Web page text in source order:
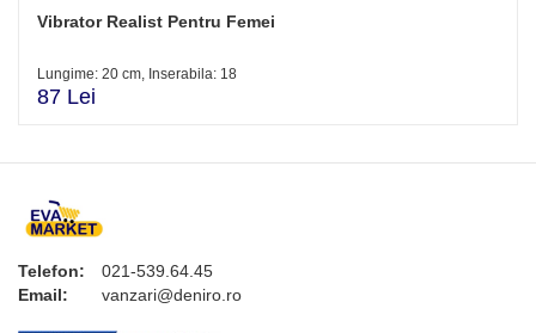
Vibrator Realist Pentru Femei
Lungime: 20 cm, Inserabila: 18
87 Lei
Telefon:
021-539.64.45
Email:
vanzari@deniro.ro